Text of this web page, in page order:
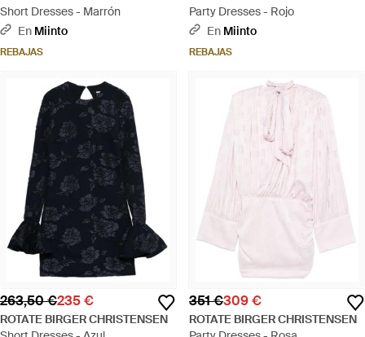
Short Dresses - Marrón
En Miinto
REBAJAS
Party Dresses - Rojo
En Miinto
REBAJAS
263,50 €235 €
ROTATE BIRGER CHRISTENSEN
351 €309 €
ROTATE BIRGER CHRISTENSEN